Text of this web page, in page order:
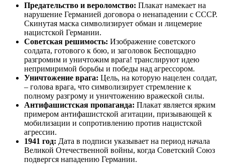
Предательство и вероломство: Плакат намекает на
нарушение Германией договора о ненападении с СССР.
Скинутая маска символизирует обман и лицемерие
нацистской Германии.
Советская решимость: Изображение советского
солдата, готового к бою, и заголовок Беспощадно
разгромим и уничтожим врага! транслируют идею
непримиримой борьбы и победы над агрессором.
Уничтожение врага: Цель, на которую нацелен солдат,
– голова врага, что символизирует стремление к
полному разгрому и уничтожению вражеской силы.
Антифашистская пропаганда: Плакат является ярким
примером антифашистской агитации, призывающей к
мобилизации и сопротивлению против нацистской
агрессии.
1941 год: Дата в подписи указывает на период начала
Великой Отечественной войны, когда Советский Союз
подвергся нападению Германии.